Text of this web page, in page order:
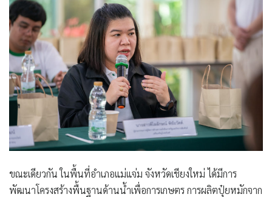
ขณะเดียวกัน ในพื้นที่อำเภอแม่แจ่ม จังหวัดเชียงใหม่ ได้มีการ
พัฒนาโครงสร้างพื้นฐานด้านน้ำเพื่อการเกษตร การผลิตปุ๋ยหมักจาก